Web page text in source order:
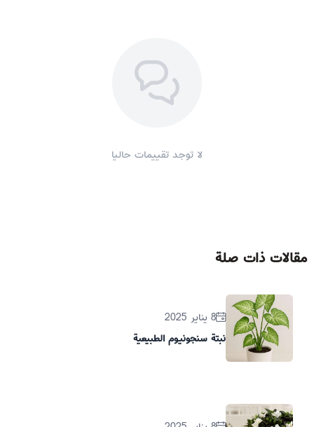
لا توجد تقييمات حاليا
مقالات ذات صلة
8 يناير 2025
نبتة سنجونيوم الطبيعية